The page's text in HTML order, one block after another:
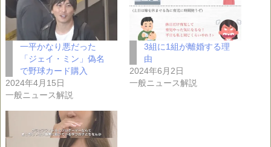
一平かなり悪だった
「ジェイ・ミン」偽名
で野球カード購入
2024年4月15日
一般ニュース解説
3組に1組が離婚する理
由
2024年6月2日
一般ニュース解説